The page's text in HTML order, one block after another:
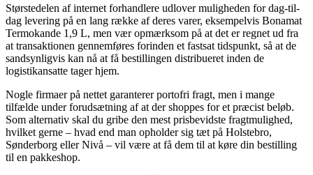
Størstedelen af internet forhandlere udlover muligheden for dag-til-
dag levering på en lang række af deres varer, eksempelvis Bonamat
Termokande 1,9 L, men vær opmærksom på at det er regnet ud fra
at transaktionen gennemføres forinden et fastsat tidspunkt, så at de
sandsynligvis kan nå at få bestillingen distribueret inden de
logistikansatte tager hjem.
Nogle firmaer på nettet garanterer portofri fragt, men i mange
tilfælde under forudsætning af at der shoppes for et præcist beløb.
Som alternativ skal du gribe den mest prisbevidste fragtmulighed,
hvilket gerne – hvad end man opholder sig tæt på Holstebro,
Sønderborg eller Nivå – vil være at få dem til at køre din bestilling
til en pakkeshop.